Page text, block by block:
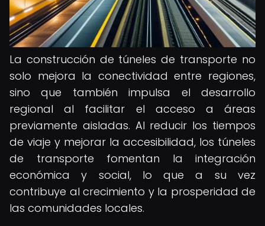
La construcción de túneles de transporte no
solo mejora la conectividad entre regiones,
sino que también impulsa el desarrollo
regional al facilitar el acceso a áreas
previamente aisladas. Al reducir los tiempos
de viaje y mejorar la accesibilidad, los túneles
de transporte fomentan la integración
económica y social, lo que a su vez
contribuye al crecimiento y la prosperidad de
las comunidades locales.